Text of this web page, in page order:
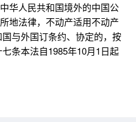
华人民共和国境外的中国公
地法律，不动产适用不动产
外国订条约、协定的，按
本法自1985年10月1日起